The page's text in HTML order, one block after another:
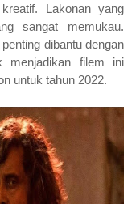
Lakonan yang
sangat memukau.
dibantu dengan
menjadikan filem ini
untuk tahun 2022.